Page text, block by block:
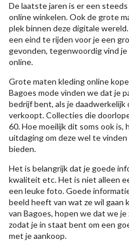
De laatste jaren is er een
online winkelen. Ook de grote
plek binnen deze digitale
een eind te rijden voor je een
gevonden, tegenwoordig vind
online.
Grote maten kleding online
Bagoes mode vinden we dat je
bedrijf bent, als je
verkoopt. Collecties die
60. Hoe moeilijk dit soms ook
uitdaging om deze wel te
bieden.
Het is belangrijk dat je goede
kwaliteit etc. Het is niet alleen
een leuke foto. Goede
beeld heeft van wat ze wil gaan
van Bagoes, hopen we dat we
zodat je in staat bent om een
met je aankoop.